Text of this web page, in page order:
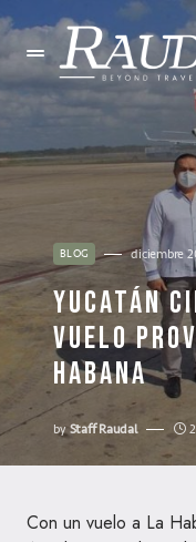
BLOG diciembre
YUCATÁN
VUELO
HABANA
byStaff Raudal
Con un vuelo a La